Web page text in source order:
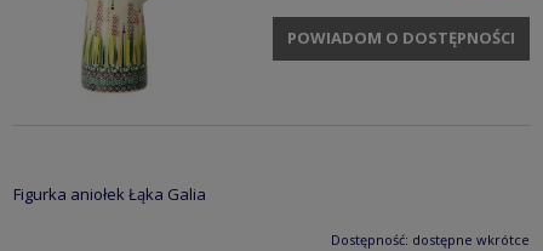
POWIADOM O DOSTĘPNOŚCI
Figurka aniołek Łąka Galia
Dostępność: dostępne wkrótce